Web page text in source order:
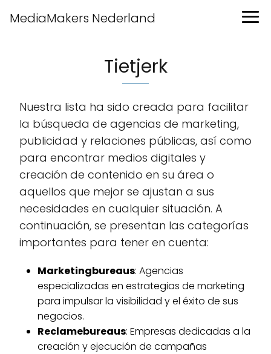
MediaMakers Nederland
Tietjerk
Nuestra lista ha sido creada para facilitar
la búsqueda de agencias de marketing,
publicidad y relaciones públicas, así como
para encontrar medios digitales y
creación de contenido en su área o
aquellos que mejor se ajustan a sus
necesidades en cualquier situación. A
continuación, se presentan las categorías
importantes para tener en cuenta:
Marketingbureaus: Agencias
especializadas en estrategias de marketing
para impulsar la visibilidad y el éxito de sus
negocios.
Reclamebureaus: Empresas dedicadas a la
creación y ejecución de campañas